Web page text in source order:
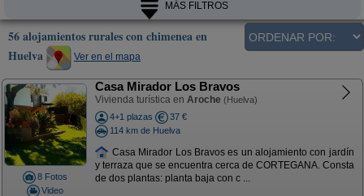
MÁS FILTROS
56 alojamientos rurales con chimenea en
Huelva
Ver en el mapa
8 Fotos
Video
Casa Mirador Los Bravos
Vivienda turística en Aroche (Huelva)
4+1 plazas
37 €
114 km de Huelva
Casa Mirador Los Bravos es un alojamiento con jardín
y terraza que se encuentra cerca de CORTEGANA. Consta
de dos plantas: planta baja con c ...